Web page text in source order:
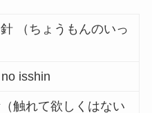
（ちょうもんのいっ
isshin
触れて欲しくはない